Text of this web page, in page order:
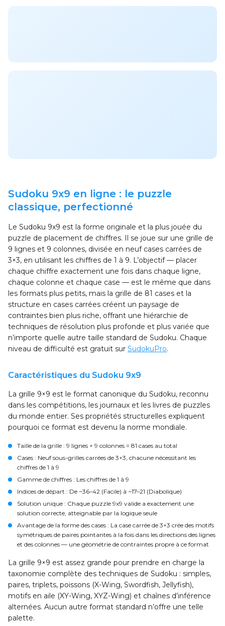
Sudoku 9x9 en ligne : le puzzle
classique, perfectionné
Le Sudoku 9x9 est la forme originale et la plus jouée du
puzzle de placement de chiffres. Il se joue sur une grille de
9 lignes et 9 colonnes, divisée en neuf cases carrées de
3×3, en utilisant les chiffres de 1 à 9. L’objectif — placer
chaque chiffre exactement une fois dans chaque ligne,
chaque colonne et chaque case — est le même que dans
les formats plus petits, mais la grille de 81 cases et la
structure en cases carrées créent un paysage de
contraintes bien plus riche, offrant une hiérarchie de
techniques de résolution plus profonde et plus variée que
n’importe quelle autre taille standard de Sudoku. Chaque
niveau de difficulté est gratuit sur SudokuPro.
Caractéristiques du Sudoku 9x9
La grille 9×9 est le format canonique du Sudoku, reconnu
dans les compétitions, les journaux et les livres de puzzles
du monde entier. Ses propriétés structurelles expliquent
pourquoi ce format est devenu la norme mondiale.
Taille de la grille : 9 lignes × 9 colonnes = 81 cases au total
Cases : Neuf sous-grilles carrées de 3×3, chacune nécessitant les
chiffres de 1 à 9
Gamme de chiffres : Les chiffres de 1 à 9
Indices de départ : De ~36–42 (Facile) à ~17–21 (Diabolique)
Solution unique : Chaque puzzle 9x9 valide a exactement une
solution correcte, atteignable par la logique seule
Avantage de la forme des cases : La case carrée de 3×3 crée des motifs
symétriques de paires pointantes à la fois dans les directions des lignes
et des colonnes — une géométrie de contraintes propre à ce format
La grille 9×9 est assez grande pour prendre en charge la
taxonomie complète des techniques de Sudoku : simples,
paires, triplets, poissons (X-Wing, Swordfish, Jellyfish),
motifs en aile (XY-Wing, XYZ-Wing) et chaînes d’inférence
alternées. Aucun autre format standard n’offre une telle
palette.